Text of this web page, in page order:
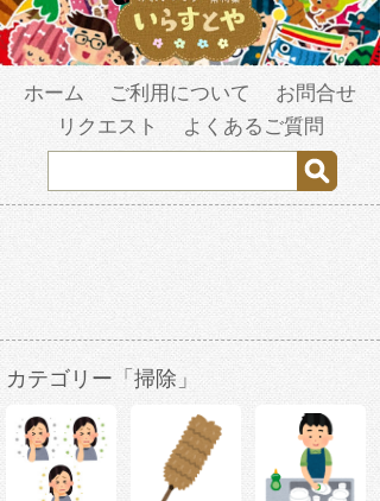
ホーム ご利用について
お問合せ
リクエスト
よくあるご質問
カテゴリー「掃除」